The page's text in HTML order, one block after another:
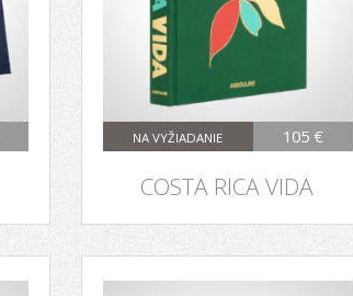
NA VYŽIADANIE 105 €
COSTA RICA VIDA